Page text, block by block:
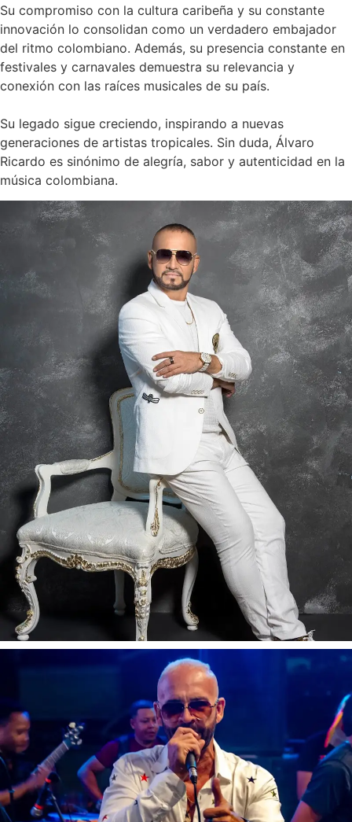
Su compromiso con la cultura caribeña y su constante
innovación lo consolidan como un verdadero embajador
del ritmo colombiano. Además, su presencia constante en
festivales y carnavales demuestra su relevancia y
conexión con las raíces musicales de su país.
Su legado sigue creciendo, inspirando a nuevas
generaciones de artistas tropicales. Sin duda, Álvaro
Ricardo es sinónimo de alegría, sabor y autenticidad en la
música colombiana.